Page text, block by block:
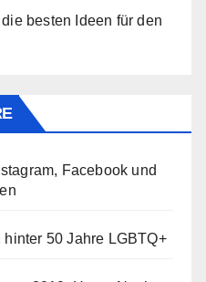
besten Ideen für den
Facebook und
hinter 50 Jahre LGBTQ+